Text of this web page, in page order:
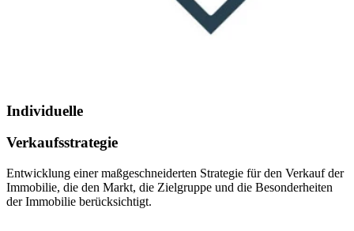
Individuelle
Verkaufsstrategie
Entwicklung einer maßgeschneiderten Strategie für den Verkauf der
Immobilie, die den Markt, die Zielgruppe und die Besonderheiten
der Immobilie berücksichtigt.